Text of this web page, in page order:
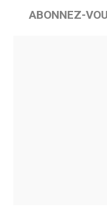
ABONNEZ-